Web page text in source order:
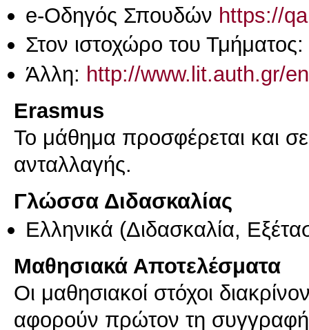
e-Οδηγός Σπουδών https://
Στον ιστοχώρο του Τμήματος:
Άλλη: http://www.lit.auth.gr/
Erasmus
Το μάθημα προσφέρεται και
ανταλλαγής.
Γλώσσα Διδασκαλίας
Ελληνικά (Διδασκαλία,
Μαθησιακά Αποτελέσματα
Οι μαθησιακοί στόχοι
αφορούν πρώτον τη συγγραφή